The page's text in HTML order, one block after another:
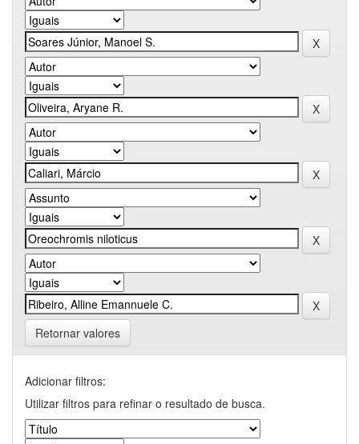
Retornar valores
Adicionar filtros:
Utilizar filtros para refinar o resultado de busca.